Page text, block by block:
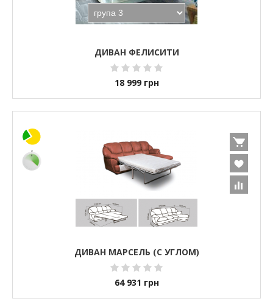
ДИВАН ФЕЛИСИТИ
18 999 грн
ДИВАН МАРСЕЛЬ (С УГЛОМ)
64 931 грн